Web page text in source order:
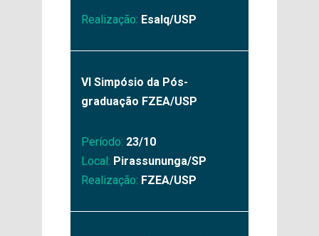
Realização: Esalq/USP
VI Simpósio da Pós-
graduação FZEA/USP
Período: 23/10
Local: Pirassununga/SP
Realização: FZEA/USP